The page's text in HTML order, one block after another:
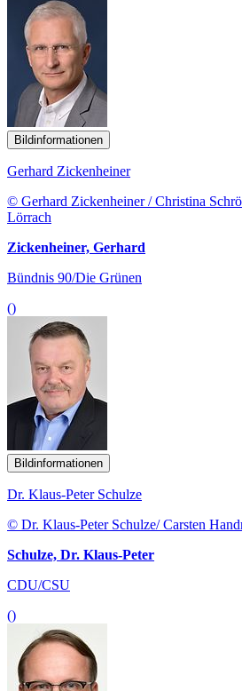
Bildinformationen
Gerhard Zickenheiner
© Gerhard Zickenheiner / Christina
Lörrach
Zickenheiner, Gerhard
Bündnis 90/Die Grünen
()
Bildinformationen
Dr. Klaus-Peter Schulze
© Dr. Klaus-Peter Schulze/ Carsten
Schulze, Dr. Klaus-Peter
CDU/CSU
()